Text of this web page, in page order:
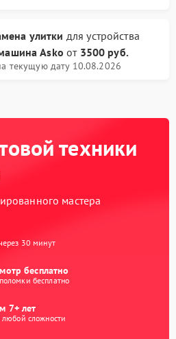
улитки для устройства
Asko от 3500 руб.
текущую дату 10.08.2026
техники
мастера
30 минут
бесплатно
бесплатно
7+ лет
сложности